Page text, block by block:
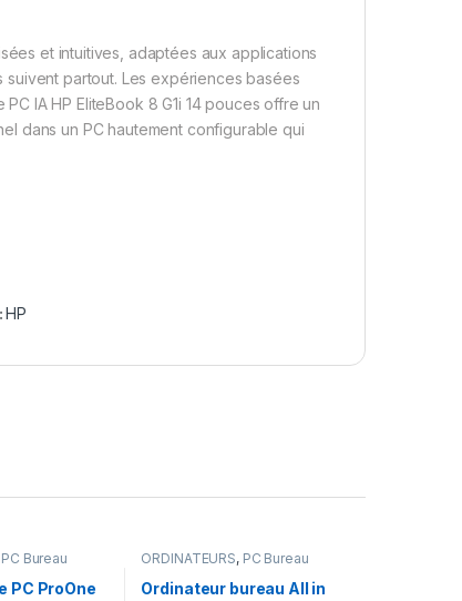
et intuitives, adaptées aux applications
partout. Les expériences basées
IA HP EliteBook 8 G1i 14 pouces offre un
dans un PC hautement configurable qui
HP
PC Bureau
PC ProOne
ORDINATEURS, PC Bureau
Ordinateur bureau All in